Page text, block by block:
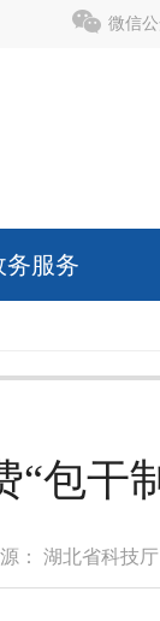
微信
务服务
包干
： 湖北省科技厅